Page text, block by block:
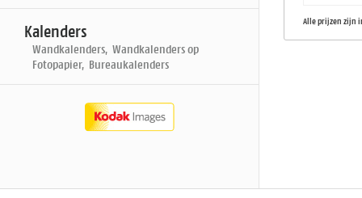
Kalenders
Wandkalenders, Wandkalenders op
Fotopapier, Bureaukalenders
Alle prijzen zijn